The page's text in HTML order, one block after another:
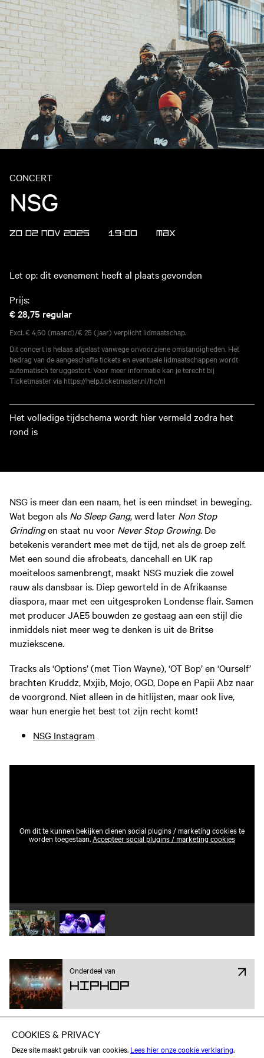
CONCERT
NSG
ZO 02 NOV 2025 19:00 MAX
Let op: dit evenement heeft al plaats gevonden
Prijs:
€ 28,75 regular
Excl. € 4,50 (maand)/€ 25 (jaar) verplicht lidmaatschap.
Dit concert is helaas afgelast vanwege onvoorziene omstandigheden. Het
bedrag van de aangeschafte tickets en eventuele lidmaatschappen wordt
automatisch teruggestort. Voor meer informatie kan je terecht bij
Ticketmaster via https://help.ticketmaster.nl/hc/nl
Het volledige tijdschema wordt hier vermeld zodra het
rond is
NSG is meer dan een naam, het is een mindset in beweging.
Wat begon als No Sleep Gang, werd later Non Stop
Grindingen staat nu voor Never Stop Growing. De
betekenis verandert mee met de tijd, net als de groep zelf.
Met een sound die afrobeats, dancehall en UK rap
moeiteloos samenbrengt, maakt NSG muziek die zowel
rauw als dansbaar is. Diep geworteld in de Afrikaanse
diaspora, maar met een uitgesproken Londense flair. Samen
met producer JAE5 bouwden ze gestaag aan een stijl die
inmiddels niet meer weg te denken is uit de Britse
muziekscene.
Tracks als ‘Options’ (met Tion Wayne), ‘OT Bop’ en ‘Ourself’
brachten Kruddz, Mxjib, Mojo, OGD, Dope en Papii Abz naar
de voorgrond. Niet alleen in de hitlijsten, maar ook live,
waar hun energie het best tot zijn recht komt!
NSG Instagram
Om dit te kunnen bekijken dienen social plugins / marketing cookies te
worden toegestaan.Accepteer social plugins / marketing cookies
Speel video 1 afSpeel video 2 af
Onderdeel van
Hiphop